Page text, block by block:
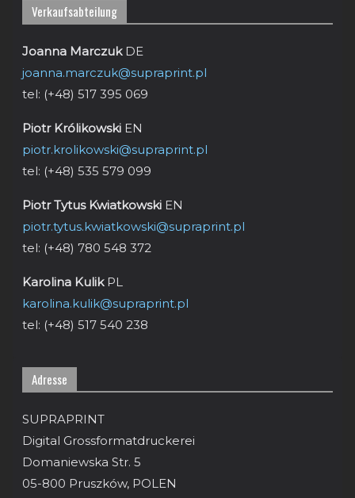
Verkaufsabteilung
Joanna MarczukDE
joanna.marczuk@supraprint.pl
tel: (+48) 517 395 069
Piotr Królikowski EN
piotr.krolikowski@supraprint.pl
tel: (+48) 535 579 099
Piotr Tytus Kwiatkowski EN
piotr.tytus.kwiatkowski@supraprint.pl
tel: (+48) 780 548 372
Karolina KulikPL
karolina.kulik@supraprint.pl
tel: (+48) 517 540 238
Adresse
SUPRAPRINT
Digital Grossformatdruckerei
Domaniewska Str. 5
05-800 Pruszków, POLEN